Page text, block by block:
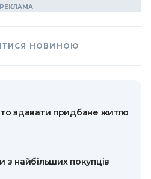
НОВИНОЮ
здавати придбане житло
з найбільших покупців